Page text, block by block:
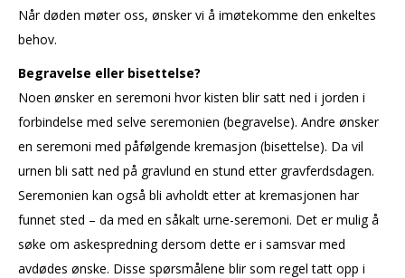
Når døden møter oss, ønsker vi å imøtekomme den enkeltes
behov.
Begravelse eller bisettelse?
Noen ønsker en seremoni hvor kisten blir satt ned i jorden i
forbindelse med selve seremonien (begravelse). Andre ønsker
en seremoni med påfølgende kremasjon (bisettelse). Da vil
urnen bli satt ned på gravlund en stund etter gravferdsdagen.
Seremonien kan også bli avholdt etter at kremasjonen har
funnet sted – da med en såkalt urne-seremoni. Det er mulig å
søke om askespredning dersom dette er i samsvar med
avdødes ønske. Disse spørsmålene blir som regel tatt opp i